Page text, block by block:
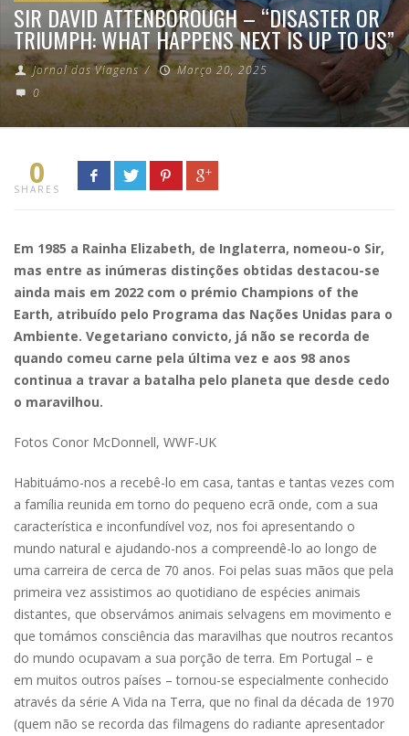
SIR DAVID ATTENBOROUGH – “DISASTER OR
TRIUMPH: WHAT HAPPENS NEXT IS UP TO US”
Jornal das Viagens /
Março 20, 2025
0
0
SHARES
Em 1985 a Rainha Elizabeth, de Inglaterra, nomeou-o Sir,
mas entre as inúmeras distinções obtidas destacou-se
ainda mais em 2022 com o prémio Champions of the
Earth, atribuído pelo Programa das Nações Unidas para o
Ambiente. Vegetariano convicto, já não se recorda de
quando comeu carne pela última vez e aos 98 anos
continua a travar a batalha pelo planeta que desde cedo
o maravilhou.
Fotos Conor McDonnell, WWF-UK
Habituámo-nos a recebê-lo em casa, tantas e tantas vezes com
a família reunida em torno do pequeno ecrã onde, com a sua
característica e inconfundível voz, nos foi apresentando o
mundo natural e ajudando-nos a compreendê-lo ao longo de
uma carreira de cerca de 70 anos. Foi pelas suas mãos que pela
primeira vez assistimos ao quotidiano de espécies animais
distantes, que observámos animais selvagens em movimento e
que tomámos consciência das maravilhas que noutros recantos
do mundo ocupavam a sua porção de terra. Em Portugal – e
em muitos outros países – tornou-se especialmente conhecido
através da série A Vida na Terra, que no final da década de 1970
(quem não se recorda das filmagens do radiante apresentador